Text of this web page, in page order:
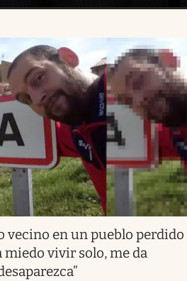
vecino en un pueblo perdido
miedo vivir solo, me da